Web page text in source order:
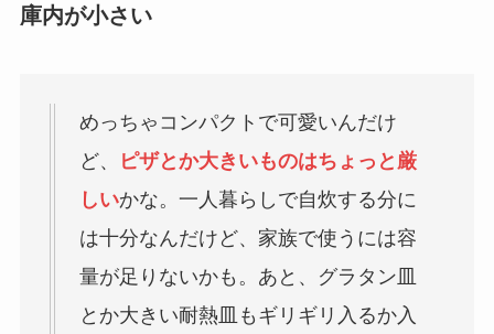
庫内が小さい
めっちゃコンパクトで可愛いんだけ
ど、
ピザとか大きいものはちょっと厳
しいかな。一人暮らしで自炊する分に
は十分なんだけど、家族で使うには容
量が足りないかも。あと、グラタン皿
とか大きい耐熱皿もギリギリ入るか入